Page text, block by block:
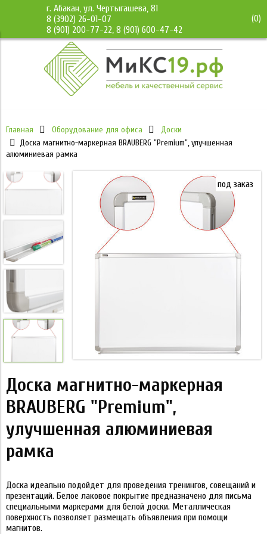
г. Абакан, ул. Чертыгашева, 81
8 (3902) 26-01-07
8 (901) 200-77-22, 8 (901) 600-47-42
(0)
Главная Оборудование для офиса
Доски
Доска магнитно-маркерная BRAUBERG "Premium", улучшенная
алюминиевая рамка
под заказ под заказ
Доска магнитно-маркерная
BRAUBERG "Premium",
улучшенная алюминиевая
рамка
Доска идеально подойдет для проведения тренингов, совещаний и
презентаций. Белое лаковое покрытие предназначено для письма
специальными маркерами для белой доски. Металлическая
поверхность позволяет размещать объявления при помощи
магнитов.